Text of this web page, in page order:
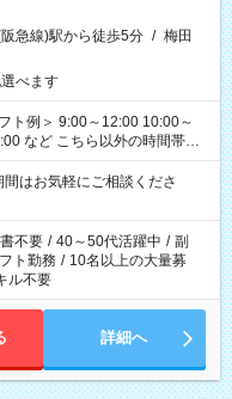
急線)駅から徒歩5分 / 梅田
べます
の時間帯も
はお気軽にご相談くださ
不要 / 40～50代活躍中 / 副
ト勤務 / 10名以上の大量募
ル不要
詳細へ